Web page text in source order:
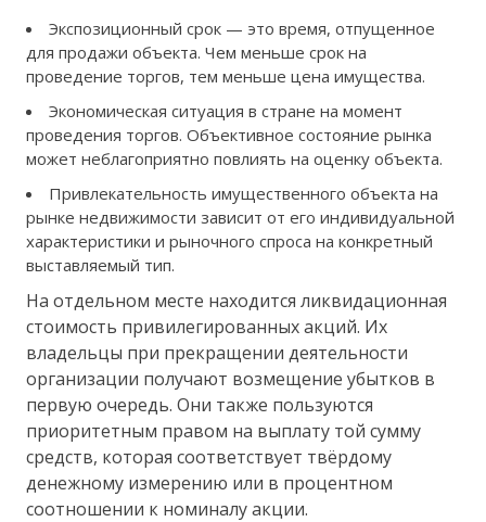
Экспозиционный срок — это время, отпущенное
для продажи объекта. Чем меньше срок на
проведение торгов, тем меньше цена имущества.
Экономическая ситуация в стране на момент
проведения торгов. Объективное состояние рынка
может неблагоприятно повлиять на оценку объекта.
Привлекательность имущественного объекта на
рынке недвижимости зависит от его индивидуальной
характеристики и рыночного спроса на конкретный
выставляемый тип.
На отдельном месте находится ликвидационная
стоимость привилегированных акций. Их
владельцы при прекращении деятельности
организации получают возмещение убытков в
первую очередь. Они также пользуются
приоритетным правом на выплату той сумму
средств, которая соответствует твёрдому
денежному измерению или в процентном
соотношении к номиналу акции.